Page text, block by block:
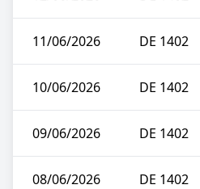
11/06/2026 DE 1402
10/06/2026 DE 1402
09/06/2026 DE 1402
08/06/2026 DE 1402